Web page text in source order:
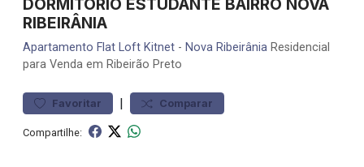
DORMITÓRIO ESTUDANTE BAIRRO NOVA
RIBEIRÂNIA
Apartamento Flat Loft Kitnet - Nova Ribeirânia Residencial
para Venda em Ribeirão Preto
Favoritar | Comparar
Compartilhe: